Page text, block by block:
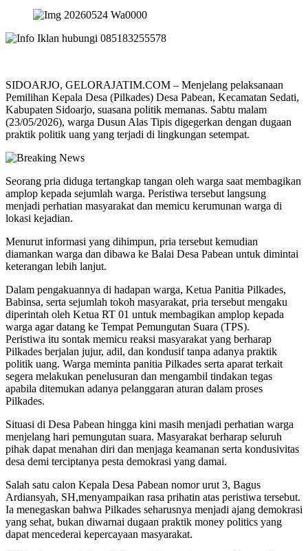
SIDOARJO, GELORAJATIM.COM – Menjelang pelaksanaan
Pemilihan Kepala Desa (Pilkades) Desa Pabean, Kecamatan Sedati,
Kabupaten Sidoarjo, suasana politik memanas. Sabtu malam
(23/05/2026), warga Dusun Alas Tipis digegerkan dengan dugaan
praktik politik uang yang terjadi di lingkungan setempat.
Seorang pria diduga tertangkap tangan oleh warga saat membagikan
amplop kepada sejumlah warga. Peristiwa tersebut langsung
menjadi perhatian masyarakat dan memicu kerumunan warga di
lokasi kejadian.
Menurut informasi yang dihimpun, pria tersebut kemudian
diamankan warga dan dibawa ke Balai Desa Pabean untuk dimintai
keterangan lebih lanjut.
Dalam pengakuannya di hadapan warga, Ketua Panitia Pilkades,
Babinsa, serta sejumlah tokoh masyarakat, pria tersebut mengaku
diperintah oleh Ketua RT 01 untuk membagikan amplop kepada
warga agar datang ke Tempat Pemungutan Suara (TPS).
Peristiwa itu sontak memicu reaksi masyarakat yang berharap
Pilkades berjalan jujur, adil, dan kondusif tanpa adanya praktik
politik uang. Warga meminta panitia Pilkades serta aparat terkait
segera melakukan penelusuran dan mengambil tindakan tegas
apabila ditemukan adanya pelanggaran aturan dalam proses
Pilkades.
Situasi di Desa Pabean hingga kini masih menjadi perhatian warga
menjelang hari pemungutan suara. Masyarakat berharap seluruh
pihak dapat menahan diri dan menjaga keamanan serta kondusivitas
desa demi terciptanya pesta demokrasi yang damai.
Salah satu calon Kepala Desa Pabean nomor urut 3, Bagus
Ardiansyah, SH,menyampaikan rasa prihatin atas peristiwa tersebut.
Ia menegaskan bahwa Pilkades seharusnya menjadi ajang demokrasi
yang sehat, bukan diwarnai dugaan praktik money politics yang
dapat mencederai kepercayaan masyarakat.